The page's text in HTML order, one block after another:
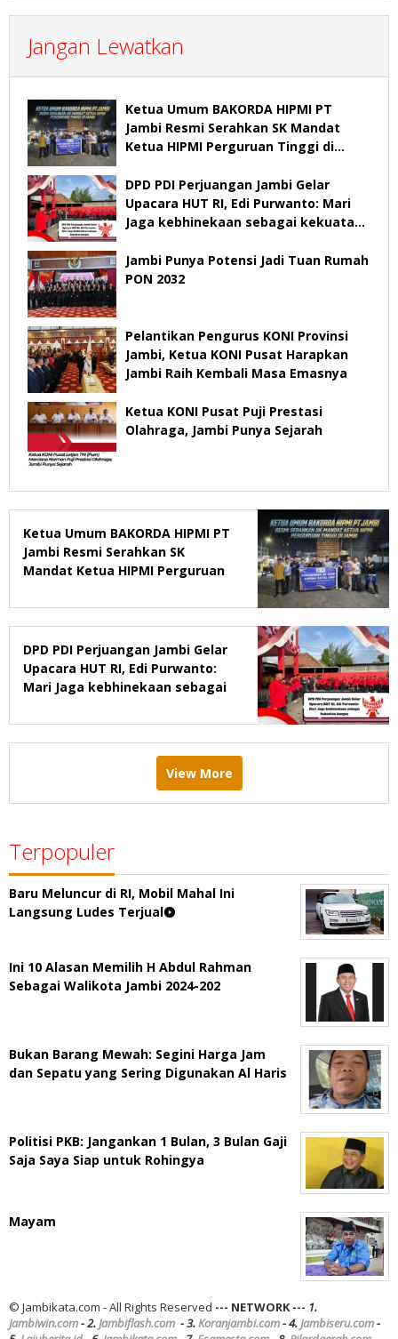
Jangan Lewatkan
Ketua Umum BAKORDA HIPMI PT
Jambi Resmi Serahkan SK Mandat
Ketua HIPMI Perguruan Tinggi di
DPD PDI Perjuangan Jambi Gelar
Upacara HUT RI, Edi Purwanto: Mari
Jaga kebhinekaan sebagai kekuatan
Jambi Punya Potensi Jadi Tuan Rumah
PON 2032
Pelantikan Pengurus KONI Provinsi
Jambi, Ketua KONI Pusat Harapkan
Jambi Raih Kembali Masa Emasnya
Ketua KONI Pusat Puji Prestasi
Olahraga, Jambi Punya Sejarah
Ketua Umum BAKORDA HIPMI PT
Jambi Resmi Serahkan SK
Mandat Ketua HIPMI Perguruan
DPD PDI Perjuangan Jambi Gelar
Upacara HUT RI, Edi Purwanto:
Mari Jaga kebhinekaan sebagai
View More
Terpopuler
Baru Meluncur di RI, Mobil Mahal Ini
Langsung Ludes Terjual
Ini 10 Alasan Memilih H Abdul Rahman
Sebagai Walikota Jambi 2024-202
Bukan Barang Mewah: Segini Harga Jam
dan Sepatu yang Sering Digunakan Al Haris
Politisi PKB: Jangankan 1 Bulan, 3 Bulan Gaji
Saja Saya Siap untuk Rohingya
Mayam
© Jambikata.com - All Rights Reserved --- NETWORK --- 1.
Jambiwin.com- 2.Jambiflash.com - 3.Koranjambi.com- 4.Jambiseru.com-